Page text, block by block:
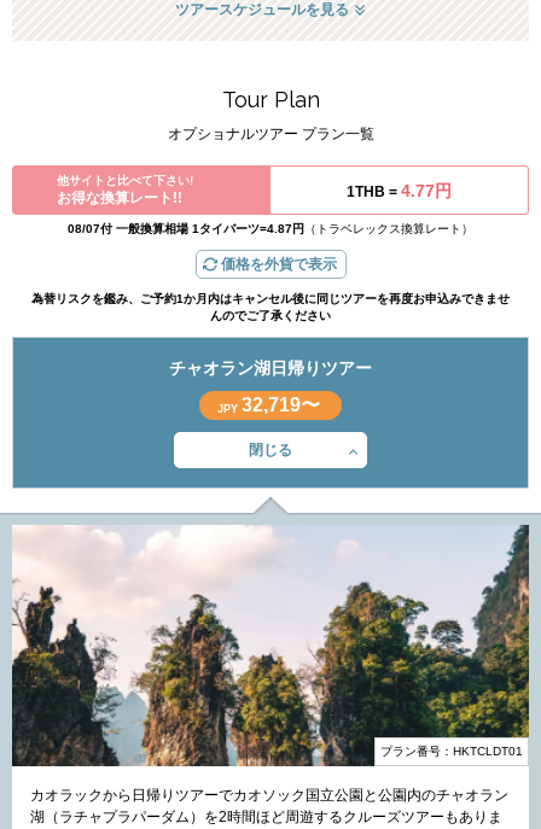
ツアースケジュールを見る
Tour Plan
オプショナルツアー プラン一覧
他サイトと比べて下さい!
お得な換算レート!! 1THB = 4.77円
08/07付 一般換算相場 1タイバーツ=4.87円 （トラベレックス換算レート）
価格を外貨で表示
為替リスクを鑑み、ご予約1か月内はキャンセル後に同じツアーを再度お申込みできませ
んのでご了承ください
チャオラン湖日帰りツアー
JPY 32,719〜
閉じる
プラン番号：HKTCLDT01
カオラックから日帰りツアーでカオソック国立公園と公園内のチャオラン
湖（ラチャプラパーダム）を2時間ほど周遊するクルーズツアーもありま